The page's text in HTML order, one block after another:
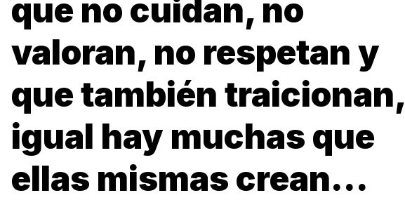
que no cuidan, no
valoran, no respetan y
que también traicionan,
igual hay muchas que
ellas mismas crean...